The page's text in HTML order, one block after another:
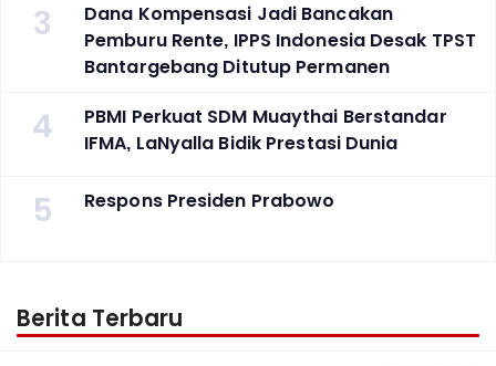
3
Dana Kompensasi Jadi Bancakan
Pemburu Rente, IPPS Indonesia Desak TPST
Bantargebang Ditutup Permanen
4
PBMI Perkuat SDM Muaythai Berstandar
IFMA, LaNyalla Bidik Prestasi Dunia
5 Respons Presiden Prabowo
Berita Terbaru